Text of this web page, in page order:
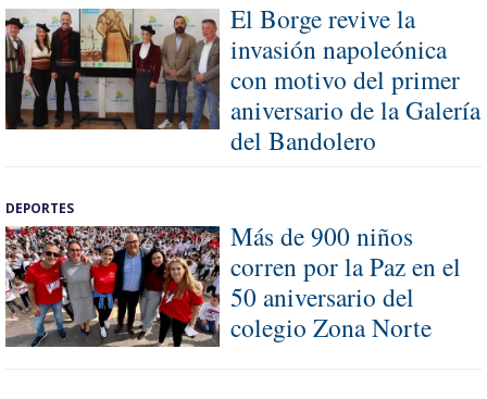
El Borge revive la
invasión napoleónica
con motivo del primer
aniversario de la Galería
del Bandolero
DEPORTES
Más de 900 niños
corren por la Paz en el
50 aniversario del
colegio Zona Norte